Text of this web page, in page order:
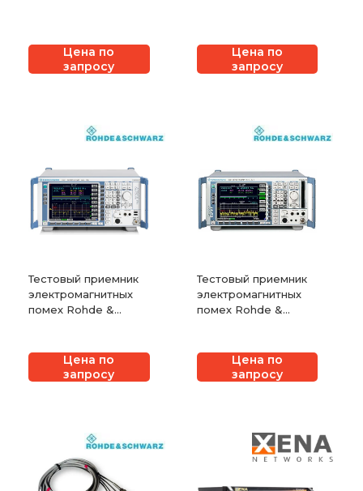
Цена по
запросу
Цена по
запросу
Тестовый приемник
электромагнитных
помех Rohde &
Цена по
запросу
Тестовый приемник
электромагнитных
помех Rohde &
Цена по
запросу